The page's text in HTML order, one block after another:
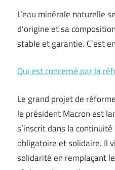
L’eau minérale naturelle
d’origine et sa
stable et garantie. C’est
Qui est concerné par la
Le grand projet de
le président Macron est
s’inscrit dans la
obligatoire et solidaire. Il
solidarité en remplaçant